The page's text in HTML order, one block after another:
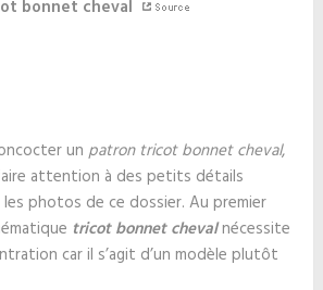
bonnet cheval
un patron tricot bonnet cheval,
attention à des petits détails
photos de ce dossier. Au premier
tricot bonnet chevalnécessite
car il s’agit d’un modèle plutôt